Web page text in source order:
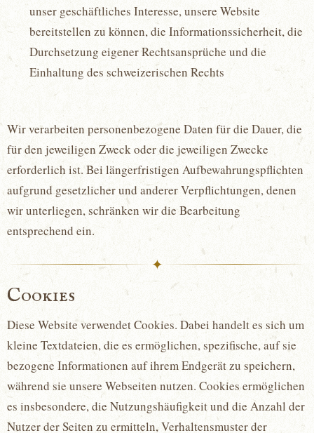
unser geschäftliches Interesse, unsere Website
bereitstellen zu können, die Informationssicherheit, die
Durchsetzung eigener Rechtsansprüche und die
Einhaltung des schweizerischen Rechts
Wir verarbeiten personenbezogene Daten für die Dauer, die
für den jeweiligen Zweck oder die jeweiligen Zwecke
erforderlich ist. Bei längerfristigen Aufbewahrungspflichten
aufgrund gesetzlicher und anderer Verpflichtungen, denen
wir unterliegen, schränken wir die Bearbeitung
entsprechend ein.
✦
Cookies
Diese Website verwendet Cookies. Dabei handelt es sich um
kleine Textdateien, die es ermöglichen, spezifische, auf sie
bezogene Informationen auf ihrem Endgerät zu speichern,
während sie unsere Webseiten nutzen. Cookies ermöglichen
es insbesondere, die Nutzungshäufigkeit und die Anzahl der
Nutzer der Seiten zu ermitteln, Verhaltensmuster der